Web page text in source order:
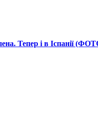
Тепер і в Іспанії